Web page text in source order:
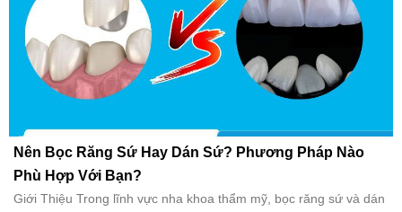
Nên Bọc Răng Sứ Hay Dán Sứ? Phương Pháp Nào
Phù Hợp Với Bạn?
Giới Thiệu Trong lĩnh vực nha khoa thẩm mỹ, bọc răng sứ và dán